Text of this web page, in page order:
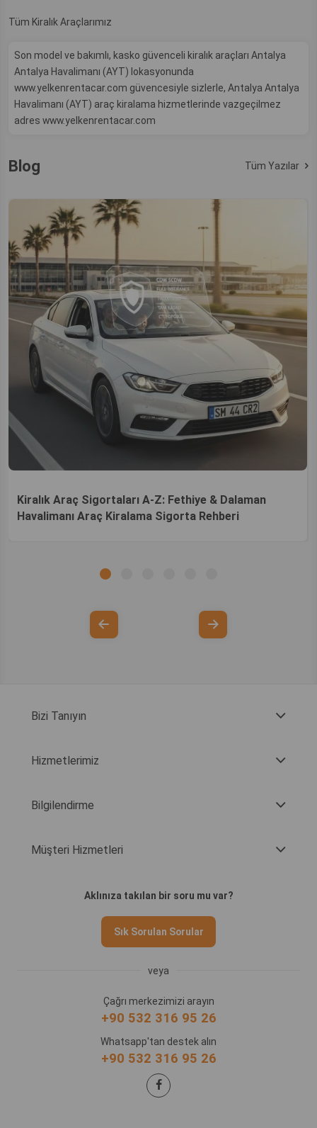
Tüm Kiralık Araçlarımız
Son model ve bakımlı, kasko güvenceli kiralık araçları Antalya
Antalya Havalimanı (AYT) lokasyonunda
www.yelkenrentacar.com güvencesiyle sizlerle, Antalya Antalya
Havalimanı (AYT) araç kiralama hizmetlerinde vazgeçilmez
adres www.yelkenrentacar.com
Blog Tüm Yazılar
Kiralık Araç Sigortaları A-Z: Fethiye & Dalaman
Havalimanı Araç Kiralama Sigorta Rehberi
Bizi Tanıyın
Hizmetlerimiz
Bilgilendirme
Müşteri Hizmetleri
Aklınıza takılan bir soru mu var?
Sık Sorulan Sorular
veya
Çağrı merkezimizi arayın
+90 532 316 95 26
Whatsapp'tan destek alın
+90 532 316 95 26